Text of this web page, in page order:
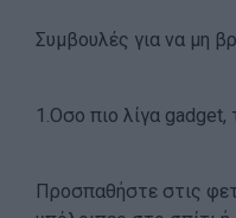
Συμβουλές για να μη
1.Οσο πιο λίγα
Προσπαθήστε στις